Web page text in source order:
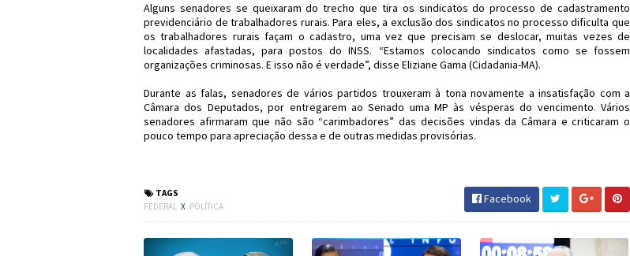
Alguns senadores se queixaram do trecho que tira os sindicatos do processo de cadastramento
previdenciário de trabalhadores rurais. Para eles, a exclusão dos sindicatos no processo dificulta que
os trabalhadores rurais façam o cadastro, uma vez que precisam se deslocar, muitas vezes de
localidades afastadas, para postos do INSS. “Estamos colocando sindicatos como se fossem
organizações criminosas. E isso não é verdade”, disse Eliziane Gama (Cidadania-MA).
Durante as falas, senadores de vários partidos trouxeram à tona novamente a insatisfação com a
Câmara dos Deputados, por entregarem ao Senado uma MP às vésperas do vencimento. Vários
senadores afirmaram que não são “carimbadores” das decisões vindas da Câmara e criticaram o
pouco tempo para apreciação dessa e de outras medidas provisórias.
TAGS
FEDERAL X POLÍTICA
Facebook